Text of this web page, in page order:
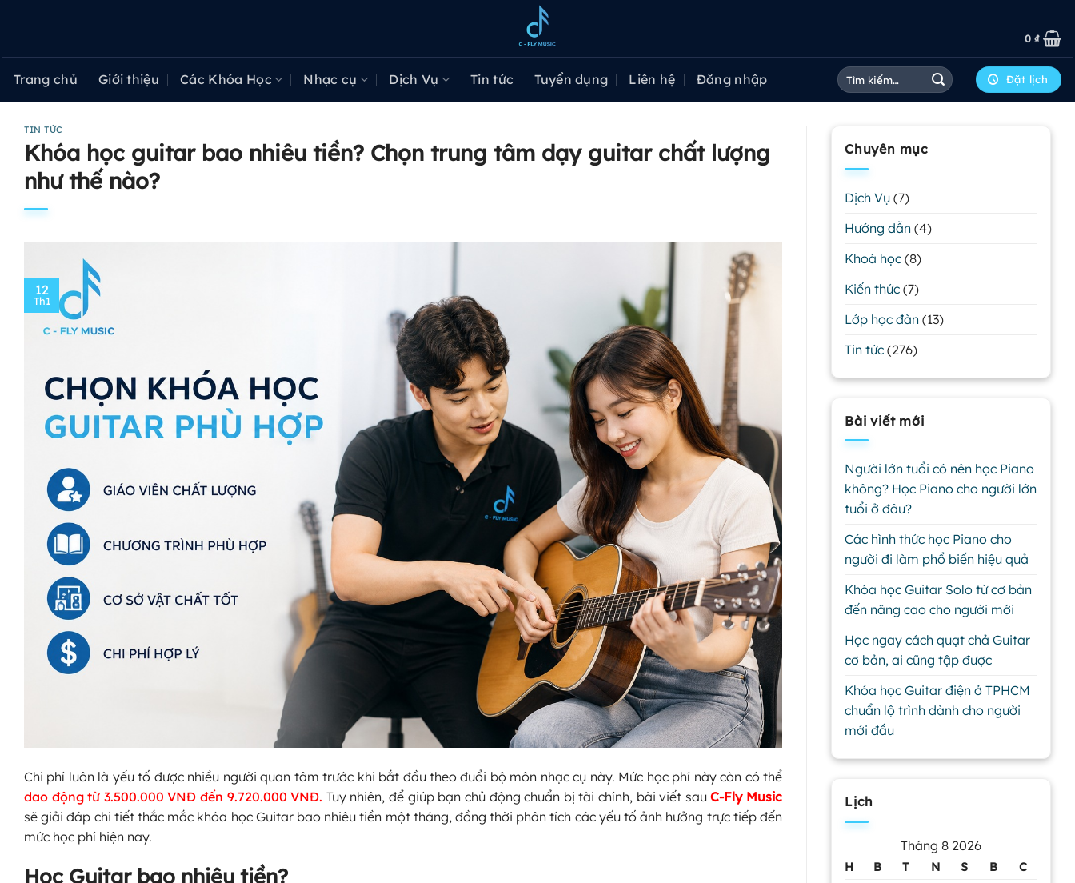
0 ₫
Trang chủ Giới thiệu Các Khóa Học Nhạc cụ Dịch Vụ Tin tức Tuyển dụng Liên hệ Đăng nhập
Tìm
kiếm:
Đặt lịch
TIN TỨC
Khóa học guitar bao nhiêu tiền? Chọn trung tâm dạy guitar chất lượng
như thế nào?
12
Th1
Chi phí luôn là yếu tố được nhiều người quan tâm trước khi bắt đầu theo đuổi bộ môn nhạc cụ này. Mức học phí này còn có thể
dao động từ 3.500.000 VNĐ đến 9.720.000 VNĐ. Tuy nhiên, để giúp bạn chủ động chuẩn bị tài chính, bài viết sauC-Fly Music
sẽ giải đáp chi tiết thắc mắc khóa học Guitar bao nhiêu tiền một tháng, đồng thời phân tích các yếu tố ảnh hưởng trực tiếp đến
mức học phí hiện nay.
Học Guitar bao nhiêu tiền?
Chuyên mục
Dịch Vụ (7)
Hướng dẫn (4)
Khoá học (8)
Kiến thức (7)
Lớp học đàn (13)
Tin tức (276)
Bài viết mới
Người lớn tuổi có nên học Piano
không? Học Piano cho người lớn
tuổi ở đâu?
Các hình thức học Piano cho
người đi làm phổ biến hiệu quả
Khóa học Guitar Solo từ cơ bản
đến nâng cao cho người mới
Học ngay cách quạt chả Guitar
cơ bản, ai cũng tập được
Khóa học Guitar điện ở TPHCM
chuẩn lộ trình dành cho người
mới đầu
Lịch
Tháng 8 2026
H B T N S B
C